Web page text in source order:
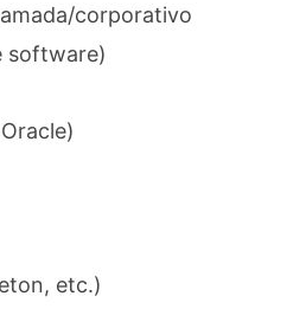
corporativo​
software)​
etc.)​